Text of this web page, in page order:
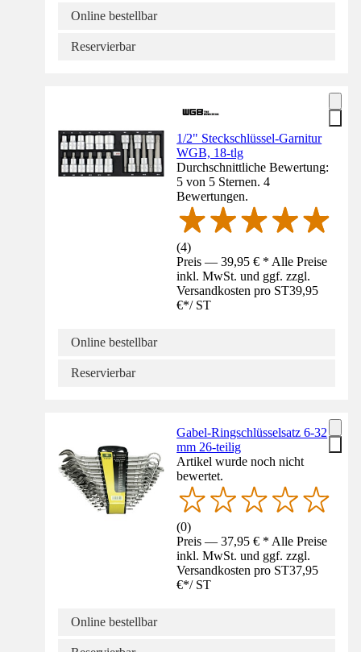
Online bestellbar
Reservierbar
1/2" Steckschlüssel-Garnitur
WGB, 18-tlg
Durchschnittliche Bewertung:
5 von 5 Sternen. 4
Bewertungen.
(4)
Preis — 39,95 € * Alle Preise
inkl. MwSt. und ggf. zzgl.
Versandkosten pro ST39,95
€*/ ST
Online bestellbar
Reservierbar
Gabel-Ringschlüsselsatz 6-32
mm 26-teilig
Artikel wurde noch nicht
bewertet.
(0)
Preis — 37,95 € * Alle Preise
inkl. MwSt. und ggf. zzgl.
Versandkosten pro ST37,95
€*/ ST
Online bestellbar